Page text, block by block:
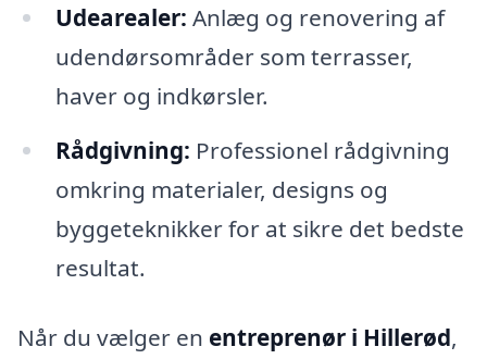
Udearealer: Anlæg og renovering af
udendørsområder som terrasser,
haver og indkørsler.
Rådgivning: Professionel rådgivning
omkring materialer, designs og
byggeteknikker for at sikre det bedste
resultat.
Når du vælger en entreprenør i Hillerød,